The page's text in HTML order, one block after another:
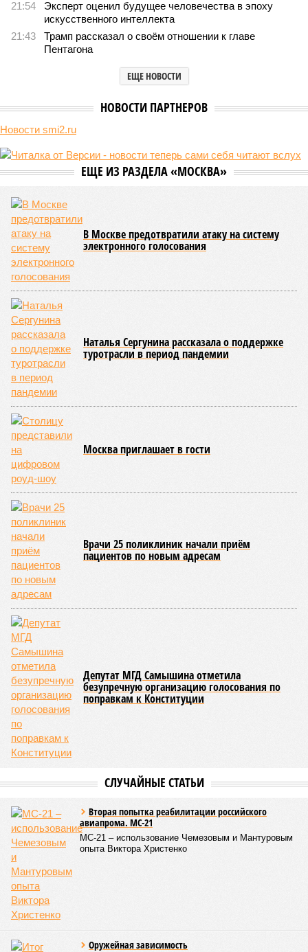
21:54
Эксперт оценил будущее человечества в эпоху
искусственного интеллекта
21:43
Трамп рассказал о своём отношении к главе
Пентагона
ЕЩЕ НОВОСТИ
НОВОСТИ ПАРТНЕРОВ
Новости smi2.ru
ЕЩЕ ИЗ РАЗДЕЛА «МОСКВА»
В Москве предотвратили атаку на систему
электронного голосования
Наталья Сергунина рассказала о поддержке
туротрасли в период пандемии
Москва приглашает в гости
Врачи 25 поликлиник начали приём
пациентов по новым адресам
Депутат МГД Самышина отметила
безупречную организацию голосования по
поправкам к Конституции
СЛУЧАЙНЫЕ СТАТЬИ
Вторая попытка реабилитации российского
авиапрома. МС-21
МС-21 – использование Чемезовым и Мантуровым
опыта Виктора Христенко
Оружейная зависимость